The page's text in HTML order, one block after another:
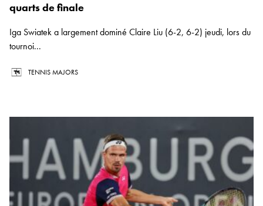
quarts de finale
Iga Swiatek a largement dominé Claire Liu (6-2, 6-2) jeudi, lors du
tournoi...
TENNIS MAJORS